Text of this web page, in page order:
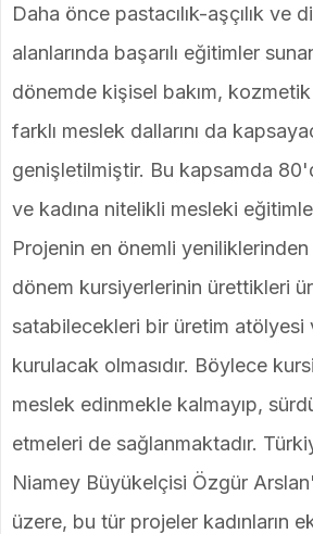
Daha önce pastacılık-aşçılık ve
alanlarında başarılı eğitimler
dönemde kişisel bakım,
farklı meslek dallarını da
genişletilmiştir. Bu kapsamda
ve kadına nitelikli mesleki
Projenin en önemli
dönem kursiyerlerinin ürettikleri
satabilecekleri bir üretim atölyesi
kurulacak olmasıdır. Böylece
meslek edinmekle kalmayıp,
etmeleri de sağlanmaktadır.
Niamey Büyükelçisi Özgür
üzere, bu tür projeler kadınların